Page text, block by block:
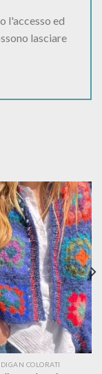
l'accesso ed
lasciare
COLORATI